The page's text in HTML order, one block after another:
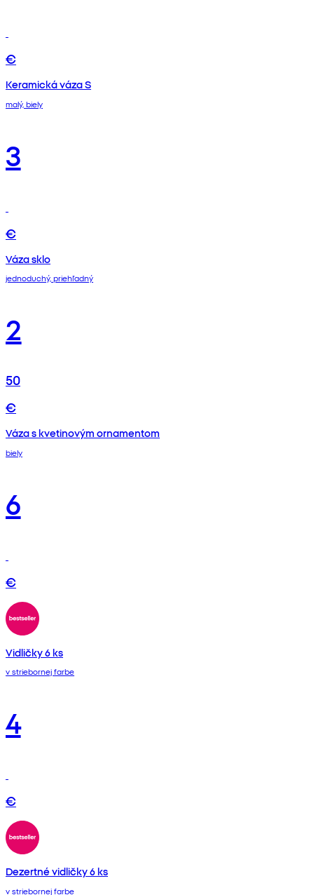
€
Keramická váza S
malý, biely
3
€
Váza sklo
jednoduchý, priehľadný
2
50
€
Váza s kvetinovým ornamentom
biely
6
€
Vidličky 6 ks
v striebornej farbe
4
€
Dezertné vidličky 6 ks
v striebornej farbe